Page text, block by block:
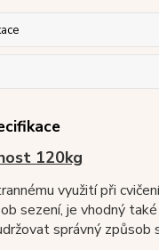
120kg
využití při
sezení, je vhodný
správný způsob